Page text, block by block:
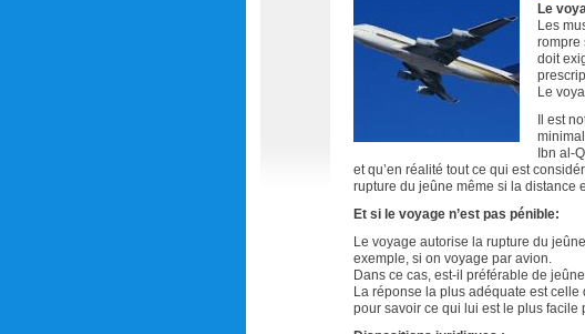
Le
Les
rompre
doit
Le
Il est
Ibn al-
et qu’en réalité tout ce qui est
rupture du jeûne même si la distance
Et si le voyage n’est pas pénible:
Le voyage autorise la rupture du
exemple, si on voyage par avion.
Dans ce cas, est-il préférable de
La réponse la plus adéquate est
pour savoir ce qui lui est le plus facile